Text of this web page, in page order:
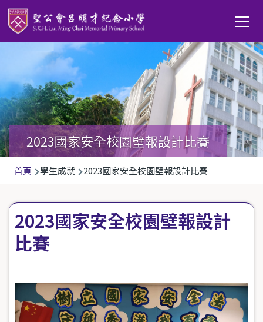
移至主內容
Main
2023國家安全校園壁報設計比賽
導
連
結
首頁 學生成就 2023國家安全校園壁報設計比賽
2023國家安全校園壁報設計
比賽